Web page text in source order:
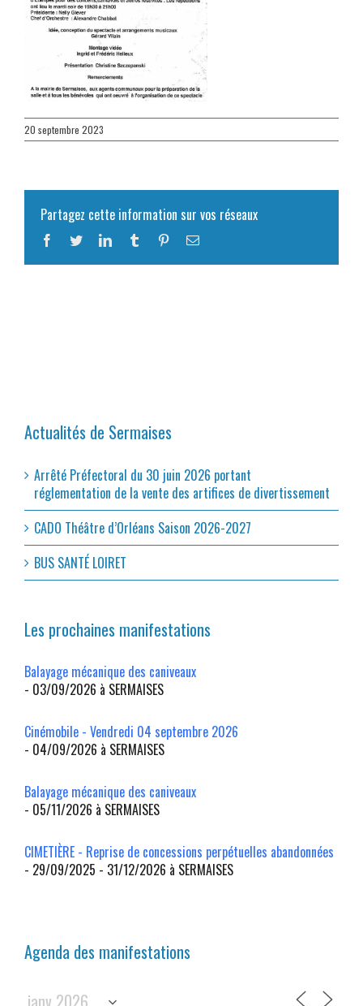
20 septembre 2023
Partagez cette information sur vos réseaux
Facebook
TwitterLinkedInTumblr PinterestEmail
Actualités de Sermaises
Arrêté Préfectoral du 30 juin 2026 portant
réglementation de la vente des artifices de divertissement
CADO Théâtre d’Orléans Saison 2026-2027
BUS SANTÉ LOIRET
Les prochaines manifestations
Balayage mécanique des caniveaux
- 03/09/2026 à SERMAISES
Cinémobile - Vendredi 04 septembre 2026
- 04/09/2026 à SERMAISES
Balayage mécanique des caniveaux
- 05/11/2026 à SERMAISES
CIMETIÈRE - Reprise de concessions perpétuelles abandonnées
- 29/09/2025 - 31/12/2026 à SERMAISES
Agenda des manifestations